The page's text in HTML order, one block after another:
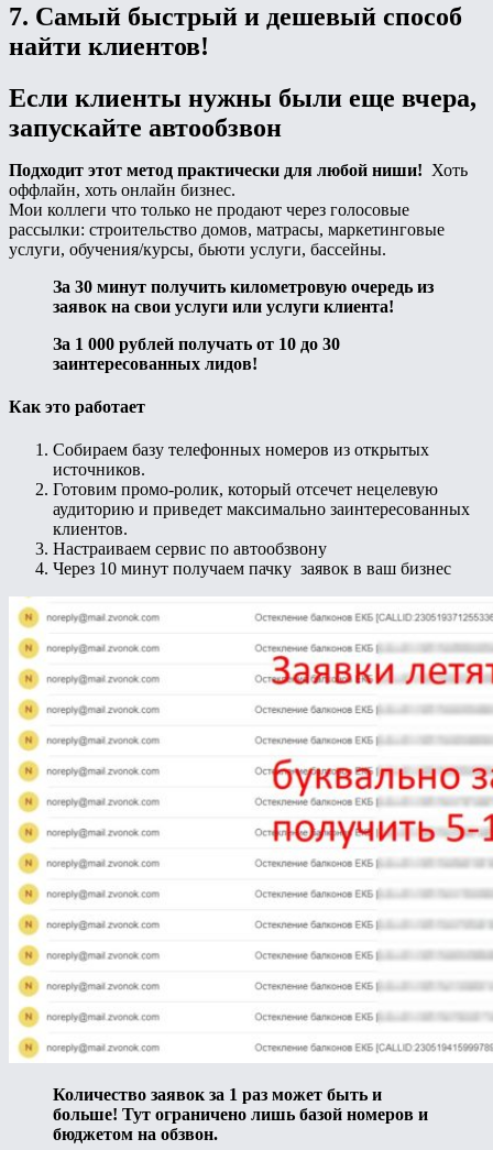
7. Самый быстрый и дешевый способ
найти клиентов!
Если клиенты нужны были еще вчера,
запускайте автообзвон
Подходит этот метод практически для любой ниши! Хоть
оффлайн, хоть онлайн бизнес.
Мои коллеги что только не продают через голосовые
рассылки: строительство домов, матрасы, маркетинговые
услуги, обучения/курсы, бьюти услуги, бассейны.
За 30 минут получить километровую очередь из
заявок на свои услуги или услуги клиента!
За 1 000 рублей получать от 10 до 30
заинтересованных лидов!
Как это работает
Собираем базу телефонных номеров из открытых
источников.
Готовим промо-ролик, который отсечет нецелевую
аудиторию и приведет максимально заинтересованных
клиентов.
Настраиваем сервис по автообзвону
Через 10 минут получаем пачку заявок в ваш бизнес
Количество заявок за 1 раз может быть и
больше! Тут ограничено лишь базой номеров и
бюджетом на обзвон.